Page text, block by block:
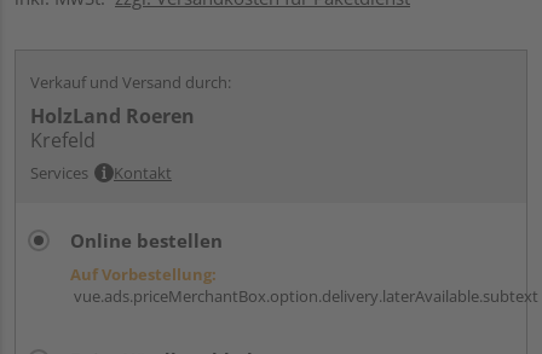
Verkauf und Versand durch:
HolzLand Roeren
Krefeld
Services Kontakt
Online bestellen
Auf Vorbestellung:
vue.ads.priceMerchantBox.option.delivery.laterAvailable.subtext